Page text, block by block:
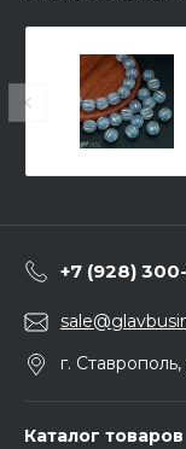
+7 (928)
г.
Каталог товаров